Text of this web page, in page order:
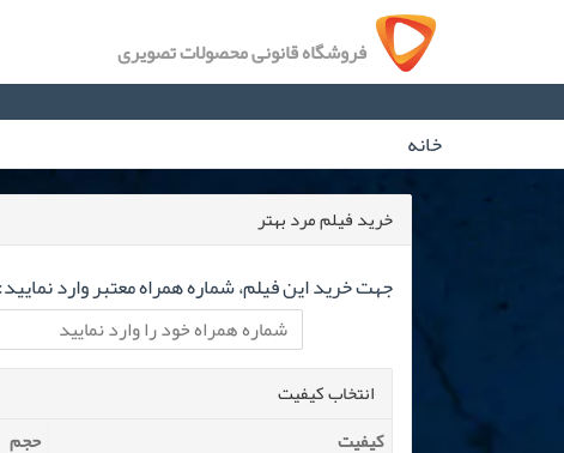
فروشگاه قانونی محصولات تصویری
خانه
خرید فیلم مرد بهتر
جهت خرید این فیلم، شماره همراه معتبر وارد نمایید:
انتخاب کیفیت
کیفیت
حجم